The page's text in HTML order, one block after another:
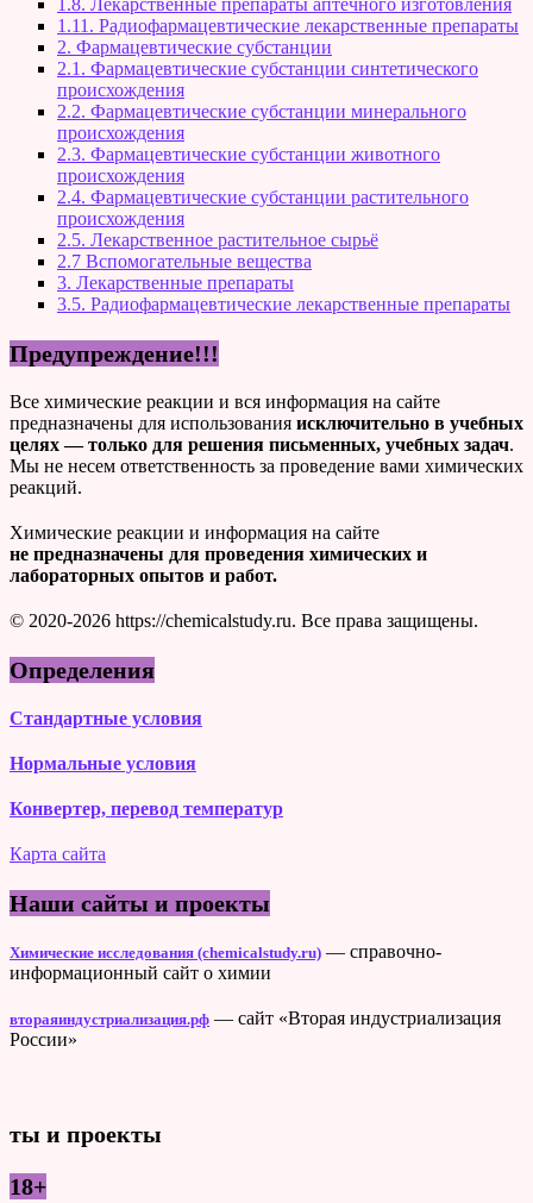
1.8. Лекарственные препараты аптечного изготовления
1.11. Радиофармацевтические лекарственные препараты
2. Фармацевтические субстанции
2.1. Фармацевтические субстанции синтетического
происхождения
2.2. Фармацевтические субстанции минерального
происхождения
2.3. Фармацевтические субстанции животного
происхождения
2.4. Фармацевтические субстанции растительного
происхождения
2.5. Лекарственное растительное сырьё
2.7 Вспомогательные вещества
3. Лекарственные препараты
3.5. Радиофармацевтические лекарственные препараты
Предупреждение!!!
Все химические реакции и вся информация на сайте
предназначены для использования исключительно в учебных
целях — только для решения письменных, учебных задач.
Мы не несем ответственность за проведение вами химических
реакций.
Химические реакции и информация на сайте
не предназначены для проведения химических и
лабораторных опытов и работ.
© 2020-2026 https://chemicalstudy.ru. Все права защищены.
Определения
Стандартные условия
Нормальные условия
Конвертер, перевод температур
Карта сайта
Наши сайты и проекты
Химические исследования (chemicalstudy.ru) — справочно-
информационный сайт о химии
втораяиндустриализация.рф — сайт «Вторая индустриализация
России»
ты и проекты
18+